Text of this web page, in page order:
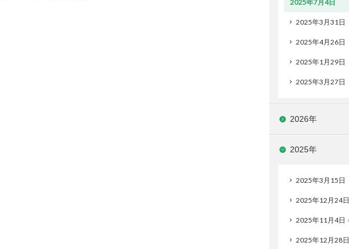
2025年7月4日
2025年3月31日
2025年4月26日
2025年1月29日
2025年3月27日
2026年
2025年
2025年3月15日
2025年12月24日
2025年11月4日
2025年12月28日